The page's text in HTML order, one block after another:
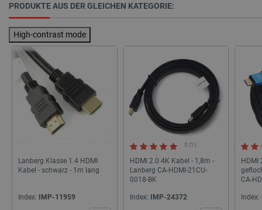
PRODUKTE AUS DER GLEICHEN KATEGORIE:
High-contrast mode
Lanberg Klasse 1.4 HDMI
Kabel - schwarz - 1m lang
Index: IMP-11959
5 (1)
HDMI 2.0 4K Kabel - 1,8m -
Lanberg CA-HDMI-21CU-
0018-BK
Index: IMP-24372
HDMI
CA-
Index:
PrestaShop-[abcdef0123456789]{32} .botland.de 2
LaVisitorId_Ym90bGFuZC5sYWRlc2suY29tLw .botland.de
critData botland.de
46